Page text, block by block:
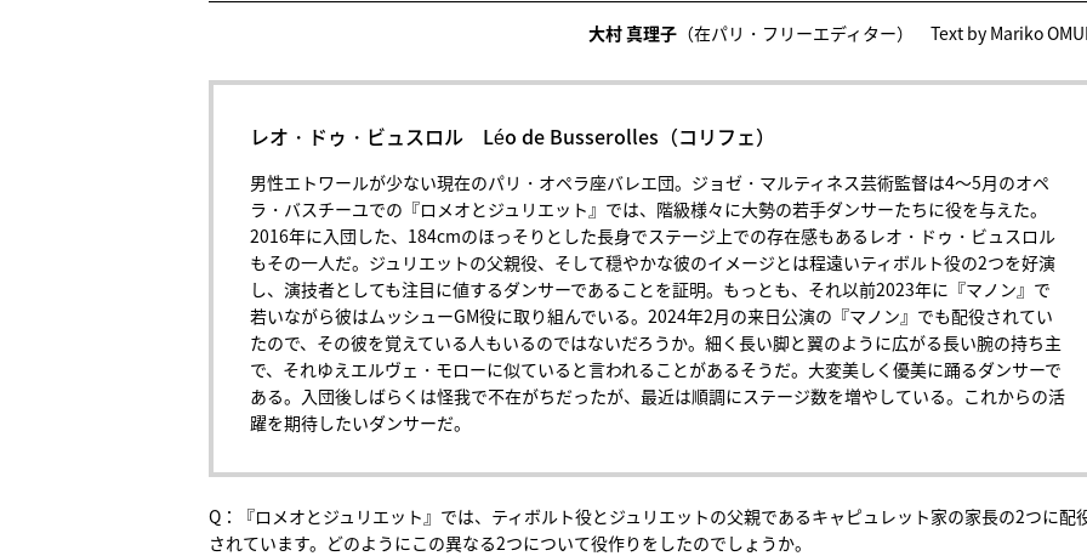
大村 真理子 （在パリ・フリーエディター） Text by Mariko
レオ・ドゥ・ビュスロル Léo de Busserolles（コリフェ）
男性エトワールが少ない現在のパリ・オペラ座バレエ団。ジョゼ・マルティネス芸術監督は4～5月のオペ
ラ・バスチーユでの『ロメオとジュリエット』では、階級様々に大勢の若手ダンサーたちに役を与えた。
2016年に入団した、184cmのほっそりとした長身でステージ上での存在感もあるレオ・ドゥ・ビュスロル
もその一人だ。ジュリエットの父親役、そして穏やかな彼のイメージとは程遠いティボルト役の2つを好演
し、演技者としても注目に値するダンサーであることを証明。もっとも、それ以前2023年に『マノン』で
若いながら彼はムッシューGM役に取り組んでいる。2024年2月の来日公演の『マノン』でも配役されてい
たので、その彼を覚えている人もいるのではないだろうか。細く長い脚と翼のように広がる長い腕の持ち主
で、それゆえエルヴェ・モローに似ていると言われることがあるそうだ。大変美しく優美に踊るダンサーで
ある。入団後しばらくは怪我で不在がちだったが、最近は順調にステージ数を増やしている。これからの活
躍を期待したいダンサーだ。
Q：『ロメオとジュリエット』では、ティボルト役とジュリエットの父親であるキャピュレット家の家長の2つに配
されています。どのようにこの異なる2つについて役作りをしたのでしょうか。